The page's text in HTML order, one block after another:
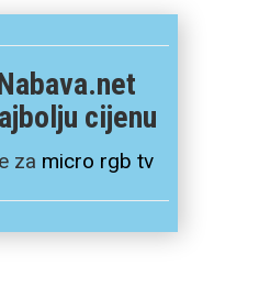
cijenu
za micro rgb tv